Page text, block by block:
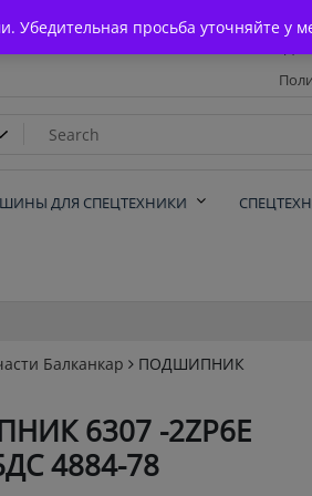
просьба уточняйте у
ШИНЫ ДЛЯ СПЕЦТЕХНИКИ
Балканкар
ПОДШИПНИК
6307 -2ZP6E
4884-78